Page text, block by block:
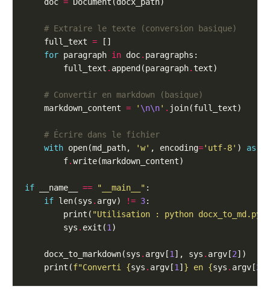
# Extraire le texte (conversion basique)
    full_text
=
for paragraph in doc.
        full_text
. append(paragraph.
# Convertir en markdown (basique)
    markdown_content
= ' \n\n' .
# Écrire dans le fichier
with open(md_path, 'w' , encoding='utf-8' ) as
        f
.
if __name__ == "__main__"
if len(sys . argv) != 3
        print(
"Utilisation : python docx_to_md.py
        sys
. exit(1
    docx_to_markdown(sys
. argv[1 ], sys . argv[2
    print(
f"Converti {sys . argv[1 ] } en {sys . argv[2